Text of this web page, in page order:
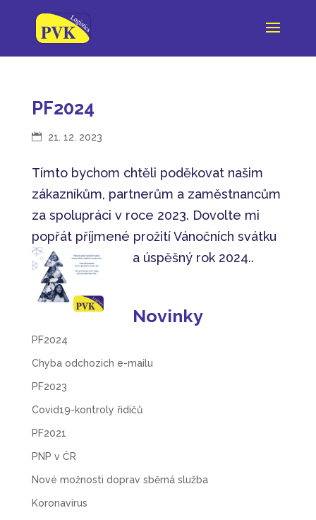
PF2024
21. 12. 2023
Tímto bychom chtěli poděkovat našim
zákazníkům, partnerům a zaměstnancům
za spolupráci v roce 2023. Dovolte mi
popřát příjmené prožití Vánočních svátku
a úspěšný rok 2024..
Novinky
PF2024
Chyba odchozich e-mailu
PF2023
Covid19-kontroly řidičů
PF2021
PNP v ČR
Nové možnosti doprav sběrná služba
Koronavirus